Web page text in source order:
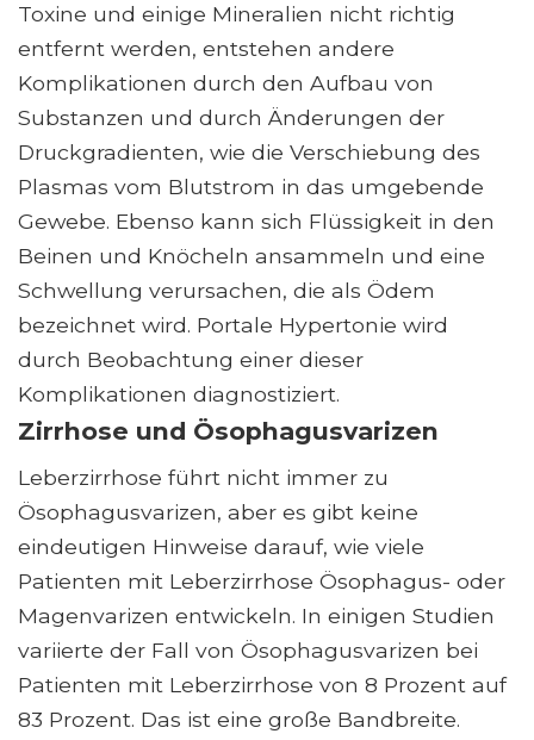
Toxine und einige Mineralien nicht richtig
entfernt werden, entstehen andere
Komplikationen durch den Aufbau von
Substanzen und durch Änderungen der
Druckgradienten, wie die Verschiebung des
Plasmas vom Blutstrom in das umgebende
Gewebe. Ebenso kann sich Flüssigkeit in den
Beinen und Knöcheln ansammeln und eine
Schwellung verursachen, die als Ödem
bezeichnet wird. Portale Hypertonie wird
durch Beobachtung einer dieser
Komplikationen diagnostiziert.
Zirrhose und Ösophagusvarizen
Leberzirrhose führt nicht immer zu
Ösophagusvarizen, aber es gibt keine
eindeutigen Hinweise darauf, wie viele
Patienten mit Leberzirrhose Ösophagus- oder
Magenvarizen entwickeln. In einigen Studien
variierte der Fall von Ösophagusvarizen bei
Patienten mit Leberzirrhose von 8 Prozent auf
83 Prozent. Das ist eine große Bandbreite.